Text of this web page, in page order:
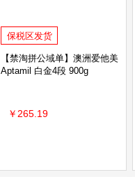
保税区发货
【禁淘拼公域单】澳洲爱他美
Aptamil 白金4段 900g
￥265.19